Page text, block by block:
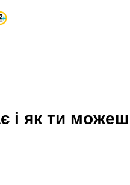
і як ти можеш